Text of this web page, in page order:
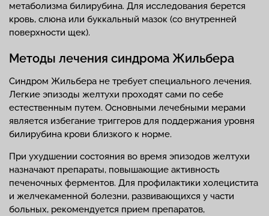
метаболизма билирубина. Для исследования берется
кровь, слюна или буккальный мазок (со внутренней
поверхности щек).
Методы лечения синдрома Жильбера
Синдром Жильбера не требует специального лечения.
Легкие эпизоды желтухи проходят сами по себе
естественным путем. Основными лечебными мерами
является избегание триггеров для поддержания уровня
билирубина крови близкого к норме.
При ухудшении состояния во время эпизодов желтухи
назначают препараты, повышающие активность
печеночных ферментов. Для профилактики холецистита
и желчекаменной болезни, развивающихся у части
больных, рекомендуется прием препаратов,